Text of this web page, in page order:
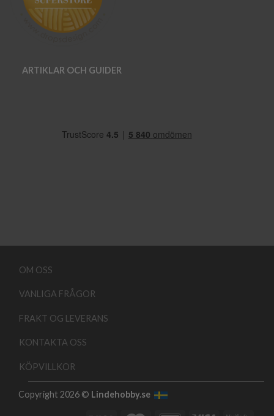
ARTIKLAR OCH GUIDER
OM OSS
VANLIGA FRÅGOR
FRAKT OG LEVERANS
KONTAKTA OSS
KÖPVILLKOR
Copyright 2026 © Lindehobby.se